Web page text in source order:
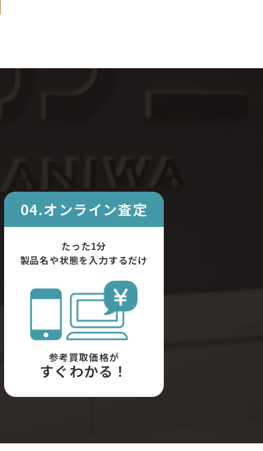
04.オンライン査定
たった1分
製品名や状態を入力するだけ
参考買取価格が
すぐわかる！